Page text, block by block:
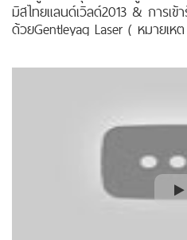
มิสไทยแลนด์เวิลด์2013 & การเข้
ด้วยGentleyag Laser ( หมายเ